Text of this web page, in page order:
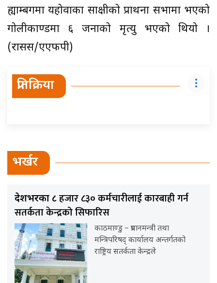
ह्याम्बर्गमा यहोवाका साक्षीको प्रार्थना सभामा भएको
गोलीकाण्डमा ६ जनाको मृत्यु भएको थियो ।
(रासस/एएफपी)
प्रतिक्रिया
भर्खर
देशभरका ८हजार ८३० कर्मचारीलाई कारबाही गर्न
सतर्कता केन्द्रको सिफारिस
काठमाण्डु – प्रधानमन्त्री तथा
मन्त्रिपरिषद् कार्यालय अन्तर्गतको
राष्ट्रिय सतर्कता केन्द्रले